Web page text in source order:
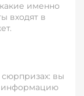
именно
входят в
сюрпризах: вы
информацию